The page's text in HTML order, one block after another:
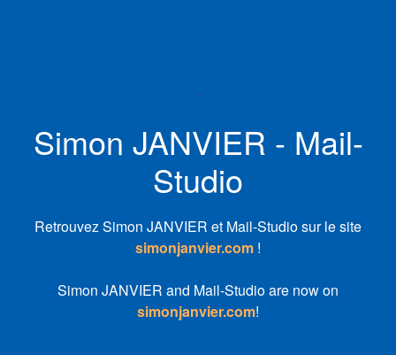
Simon JANVIER - Mail-
Studio
Retrouvez Simon JANVIER et Mail-Studio sur le site
simonjanvier.com !
Simon JANVIER and Mail-Studio are now on
simonjanvier.com!